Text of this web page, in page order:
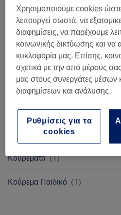
15 λεπτάΠροβολή Λεπτομερειών
Αναζήτηση υπηρεσιών
Θεραπείες Μαλλιών Και
Κεφαλής
( )
Χτένισμα (2)
Κούρεμα Αντρικό (1
Κουρέματα (1)
Κούρεμα Παιδικό (1)
Χρησιμοποιούμε cookies
λειτουργεί σωστά, να
διαφημίσεις, να παρέχουμε
κοινωνικής δικτύωσης και να
κυκλοφορία μας. Επίσης,
σχετικά με την από μέρους
μας στους συνεργάτες μέσων
διαφημίσεων και ανάλυσης.
Ρυθμίσεις για τα
cookies